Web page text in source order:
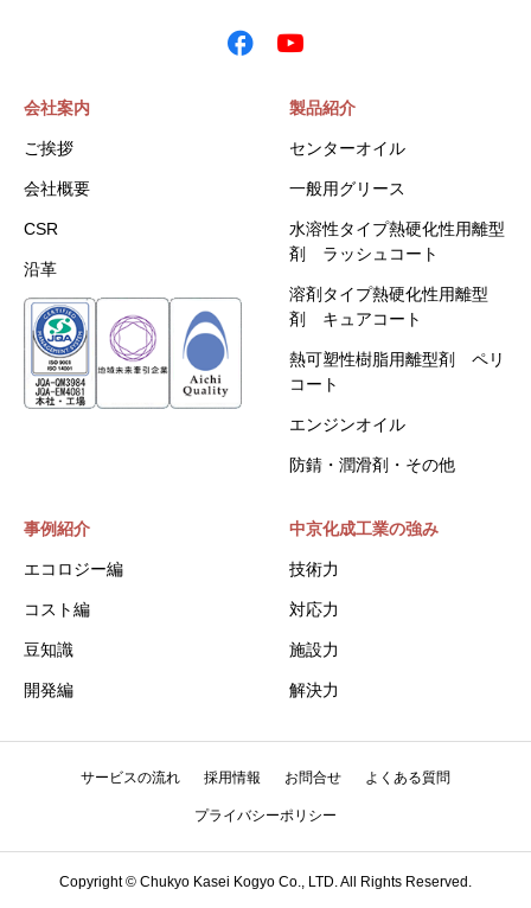
会社案内
ご挨拶
会社概要
CSR
沿革
製品紹介
センターオイル
一般用グリース
水溶性タイプ熱硬化性用離型
剤 ラッシュコート
溶剤タイプ熱硬化性用離型
剤 キュアコート
熱可塑性樹脂用離型剤 ペリ
コート
エンジンオイル
防錆・潤滑剤・その他
事例紹介
エコロジー編
コスト編
豆知識
開発編
中京化成工業の強み
技術力
対応力
施設力
解決力
サービスの流れ 採用情報 お問合せ よくある質問
プライバシーポリシー
Copyright © Chukyo Kasei Kogyo Co., LTD. All Rights Reserved.